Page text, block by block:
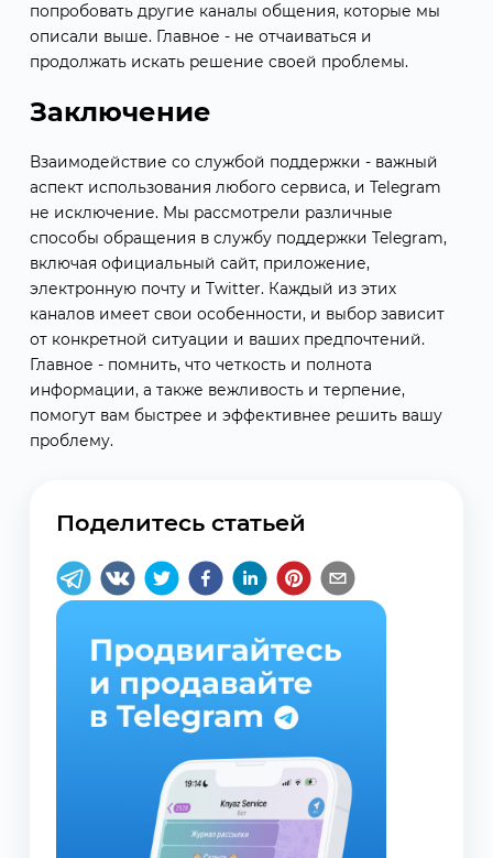
попробовать другие каналы общения, которые мы
описали выше. Главное - не отчаиваться и
продолжать искать решение своей проблемы.
Заключение
Взаимодействие со службой поддержки - важный
аспект использования любого сервиса, и Telegram
не исключение. Мы рассмотрели различные
способы обращения в службу поддержки Telegram,
включая официальный сайт, приложение,
электронную почту и Twitter. Каждый из этих
каналов имеет свои особенности, и выбор зависит
от конкретной ситуации и ваших предпочтений.
Главное - помнить, что четкость и полнота
информации, а также вежливость и терпение,
помогут вам быстрее и эффективнее решить вашу
проблему.
Поделитесь статьей